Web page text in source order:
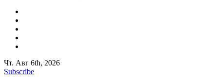
Чт. Авг 6th, 2026
Subscribe